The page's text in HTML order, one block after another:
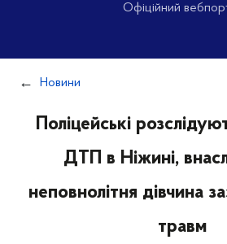
Офіційний
Новини
Поліцейські
ДТП в Ніжині,
неповнолітня дівчина
травм